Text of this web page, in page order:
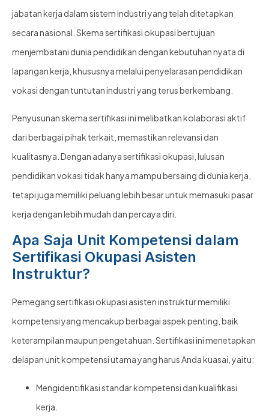
jabatan kerja dalam sistem industri yang telah ditetapkan
secara nasional. Skema sertifikasi okupasi bertujuan
menjembatani dunia pendidikan dengan kebutuhan nyata di
lapangan kerja, khususnya melalui penyelarasan pendidikan
vokasi dengan tuntutan industri yang terus berkembang.
Penyusunan skema sertifikasi ini melibatkan kolaborasi aktif
dari berbagai pihak terkait, memastikan relevansi dan
kualitasnya. Dengan adanya sertifikasi okupasi, lulusan
pendidikan vokasi tidak hanya mampu bersaing di dunia kerja,
tetapi juga memiliki peluang lebih besar untuk memasuki pasar
kerja dengan lebih mudah dan percaya diri.
Apa Saja Unit Kompetensi dalam
Sertifikasi Okupasi Asisten
Instruktur?
Pemegang sertifikasi okupasi asisten instruktur memiliki
kompetensi yang mencakup berbagai aspek penting, baik
keterampilan maupun pengetahuan. Sertifikasi ini menetapkan
delapan unit kompetensi utama yang harus Anda kuasai, yaitu:
Mengidentifikasi standar kompetensi dan kualifikasi
kerja.